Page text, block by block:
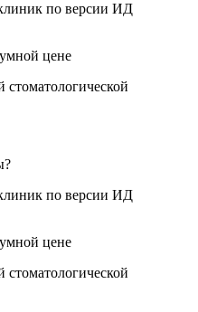
по версии ИД
цене
по версии ИД
цене